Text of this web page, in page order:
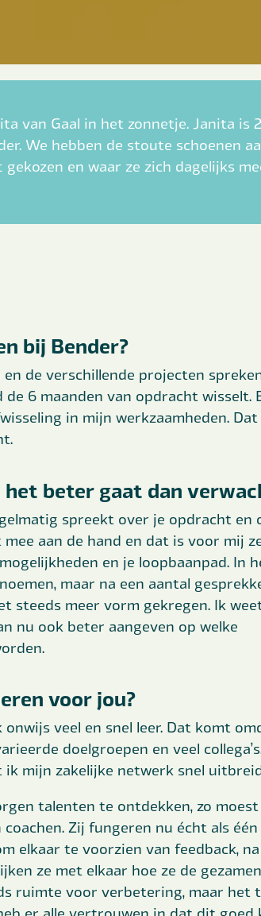
van Gaal in het zonnetje. Janita
We hebben de stoute schoenen
en waar ze zich dagelijks
bij Bender?
de verschillende projecten
6 maanden van opdracht wisselt.
in mijn werkzaamheden.
beter gaat dan
spreekt over je opdracht en
aan de hand en dat is voor mij
en je loopbaanpad. In
maar na een aantal
steeds meer vorm gekregen. Ik
nu ook beter aangeven op welke
voor jou?
veel en snel leer. Dat komt
doelgroepen en veel
mijn zakelijke netwerk snel
talenten te ontdekken, zo
Zij fungeren nu écht als
elkaar te voorzien van feedback,
ze met elkaar hoe ze de
ruimte voor verbetering, maar het